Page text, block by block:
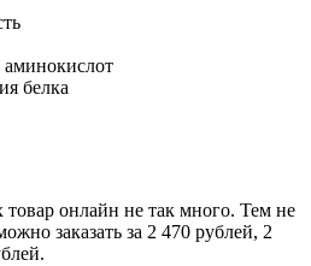
белка
онлайн не так много. Тем не
заказать за 2 470 рублей, 2